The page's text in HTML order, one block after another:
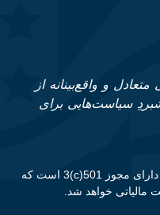
و واقع‌بینانه از
سیاست‌هایی برای
انستیتو واشنگتن یک سازمان غیرانتفاعی دارای مجوز 501(c)3 است که
خواهد شد.